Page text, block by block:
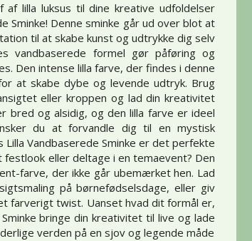
lilla luksus til dine kreative udfoldelser
Sminke! Denne sminke går ud over blot at
til at skabe kunst og udtrykke dig selv
vandbaserede formel gør påføring og
Den intense lilla farve, der findes i denne
at skabe dybe og levende udtryk. Brug
eller kroppen og lad din kreativitet
bred og alsidig, og den lilla farve er ideel
du at forvandle dig til en mystisk
Lilla Vandbaserede Sminke er det perfekte
festlook eller deltage i en temaevent? Den
farve, der ikke går ubemærket hen. Lad
på børnefødselsdage, eller giv
farverigt twist. Uanset hvad dit formål er,
bringe din kreativitet til live og lade
verden på en sjov og legende måde